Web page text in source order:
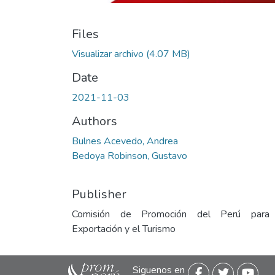
Files
Visualizar archivo (4.07 MB)
Date
2021-11-03
Authors
Bulnes Acevedo, Andrea
Bedoya Robinson, Gustavo
Publisher
Comisión de Promoción del Perú
Exportación y el Turismo
Siguenos en